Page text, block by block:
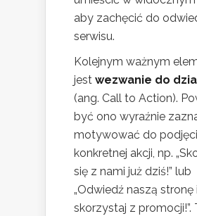
aby zachęcić do
serwisu.
Kolejnym ważnym
jest wezwanie do
(ang. Call to Action).
być ono wyraźnie
motywować do
konkretnej akcji, np.
się z nami już dziś!” lub
„Odwiedź naszą stronę i
skorzystaj z promocji!”.